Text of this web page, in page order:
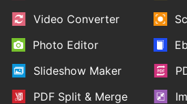
Video Converter
Photo Editor
Slideshow Maker
PDF Split & Merge